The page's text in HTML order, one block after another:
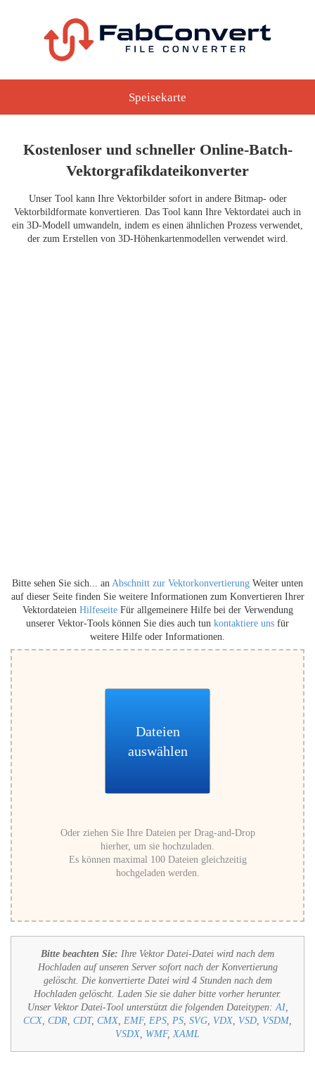
Speisekarte
Kostenloser und schneller Online-Batch-
Vektorgrafikdateikonverter
Unser Tool kann Ihre Vektorbilder sofort in andere Bitmap- oder
Vektorbildformate konvertieren. Das Tool kann Ihre Vektordatei auch in
ein 3D-Modell umwandeln, indem es einen ähnlichen Prozess verwendet,
der zum Erstellen von 3D-Höhenkartenmodellen verwendet wird.
Bitte sehen Sie sich... an Abschnitt zur Vektorkonvertierung Weiter unten
auf dieser Seite finden Sie weitere Informationen zum Konvertieren Ihrer
Vektordateien HilfeseiteFür allgemeinere Hilfe bei der Verwendung
unserer Vektor-Tools können Sie dies auch tun kontaktiere uns für
weitere Hilfe oder Informationen.
Dateien
auswählen
Oder ziehen Sie Ihre Dateien per Drag-and-Drop
hierher, um sie hochzuladen.
Es können maximal 100 Dateien gleichzeitig
hochgeladen werden.
Bitte beachten Sie: Ihre Vektor Datei-Datei wird nach dem
Hochladen auf unseren Server sofort nach der Konvertierung
gelöscht. Die konvertierte Datei wird 4 Stunden nach dem
Hochladen gelöscht. Laden Sie sie daher bitte vorher herunter.
Unser Vektor Datei-Tool unterstützt die folgenden Dateitypen:AI,
CCX, CDR, CDT, CMX, EMF, EPS, PS, SVG, VDX, VSD, VSDM,
VSDX, WMF,XAML